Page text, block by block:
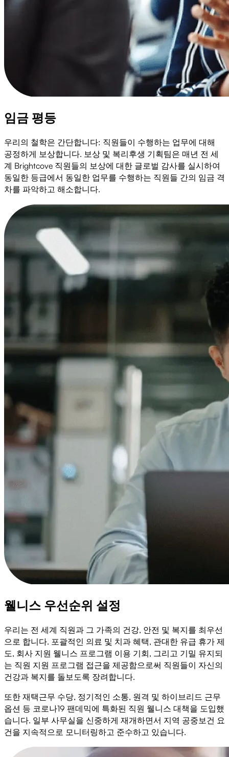
임금 평등
우리의 철학은 간단합니다: 직원들이 수행하는 업무에 대해
공정하게 보상합니다. 보상 및 복리후생 기획팀은 매년 전 세
계 Brightcove 직원들의 보상에 대한 글로벌 감사를 실시하여
동일한 등급에서 동일한 업무를 수행하는 직원들 간의 임금 격
차를 파악하고 해소합니다.
웰니스 우선순위 설정
우리는 전 세계 직원과 그 가족의 건강, 안전 및 복지를 최우선
으로 합니다. 포괄적인 의료 및 치과 혜택, 관대한 유급 휴가 제
도, 회사 지원 웰니스 프로그램 이용 기회, 그리고 기밀 유지되
는 직원 지원 프로그램 접근을 제공함으로써 직원들이 자신의
건강과 복지를 돌보도록 장려합니다.
또한 재택근무 수당, 정기적인 소통, 원격 및 하이브리드 근무
옵션 등 코로나19 팬데믹에 특화된 직원 웰니스 대책을 도입했
습니다. 일부 사무실을 신중하게 재개하면서 지역 공중보건 요
건을 지속적으로 모니터링하고 준수하고 있습니다.